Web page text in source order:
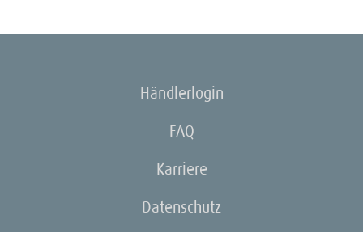
Händlerlogin
FAQ
Karriere
Datenschutz